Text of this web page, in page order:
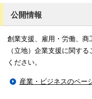
公開情報
創業支援、雇用・労働、
（立地）企業支援に関する
ください。
産業・ビジネスのペー